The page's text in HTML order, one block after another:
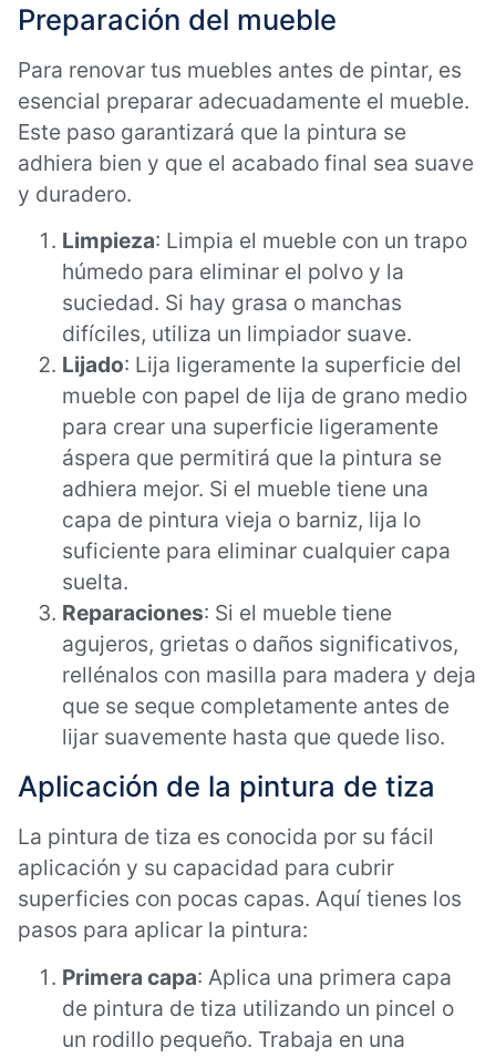
Preparación del mueble
Para renovar tus muebles antes de pintar, es
esencial preparar adecuadamente el mueble.
Este paso garantizará que la pintura se
adhiera bien y que el acabado final sea suave
y duradero.
Limpieza: Limpia el mueble con un trapo
húmedo para eliminar el polvo y la
suciedad. Si hay grasa o manchas
difíciles, utiliza un limpiador suave.
Lijado: Lija ligeramente la superficie del
mueble con papel de lija de grano medio
para crear una superficie ligeramente
áspera que permitirá que la pintura se
adhiera mejor. Si el mueble tiene una
capa de pintura vieja o barniz, lija lo
suficiente para eliminar cualquier capa
suelta.
Reparaciones: Si el mueble tiene
agujeros, grietas o daños significativos,
rellénalos con masilla para madera y deja
que se seque completamente antes de
lijar suavemente hasta que quede liso.
Aplicación de la pintura de tiza
La pintura de tiza es conocida por su fácil
aplicación y su capacidad para cubrir
superficies con pocas capas. Aquí tienes los
pasos para aplicar la pintura:
Primera capa: Aplica una primera capa
de pintura de tiza utilizando un pincel o
un rodillo pequeño. Trabaja en una